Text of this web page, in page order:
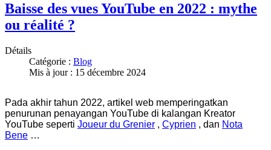
Baisse des vues YouTube en 2022 : mythe
ou réalité ?
Détails
Catégorie : Blog
Mis à jour : 15 décembre 2024
Pada akhir tahun 2022, artikel web memperingatkan
penurunan penayangan YouTube di kalangan Kreator
YouTube seperti Joueur du Grenier , Cyprien , dan Nota
Bene …